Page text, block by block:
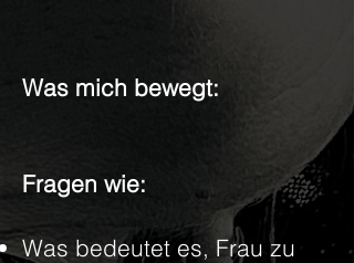
Was mich bewegt:
Fragen wie:
Was bedeutet es, Frau zu